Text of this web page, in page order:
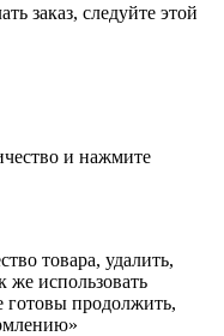
заказ, следуйте этой
и нажмите
товара, удалить,
же использовать
готовы продолжить,